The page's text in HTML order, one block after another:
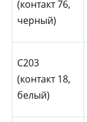
(контакт 76,
черный)
С203
(контакт 18,
белый)